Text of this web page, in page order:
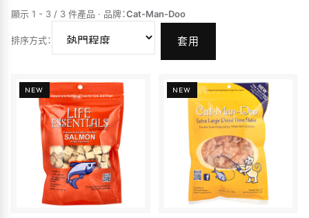
顯示 1 - 3 / 3 件產品 · 品牌：Cat-Man-Doo
排序方式： 套用
NEW NEW